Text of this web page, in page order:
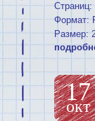
Страниц:
Формат:
Размер:
17
окт